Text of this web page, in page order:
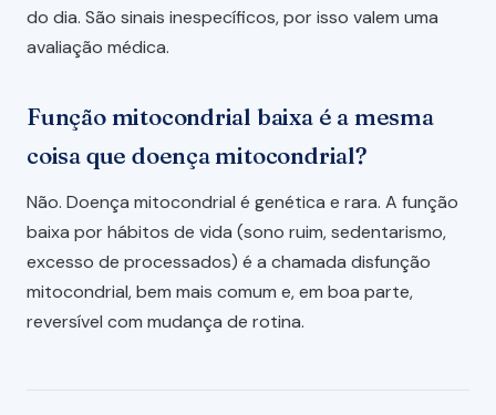
do dia. São sinais inespecíficos, por isso valem uma
avaliação médica.
Função mitocondrial baixa é a mesma
coisa que doença mitocondrial?
Não. Doença mitocondrial é genética e rara. A função
baixa por hábitos de vida (sono ruim, sedentarismo,
excesso de processados) é a chamada disfunção
mitocondrial, bem mais comum e, em boa parte,
reversível com mudança de rotina.